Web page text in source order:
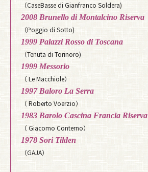
（CaseBasse di Gianfranco Soldera)
2008 Brunello di Montalcino Riserva
（Poggio di Sotto)
1999 Palazzi Rosso di Toscana
（Tenuta di Torinoro)
1999 Messorio
（ Le Macchiole）
1997 Baloro La Serra
（ Roberto Voerzio）
1983 Barolo Cascina Francia Riserva
（ Giacomo Conterno）
1978 Sori Tilden
（GAJA）